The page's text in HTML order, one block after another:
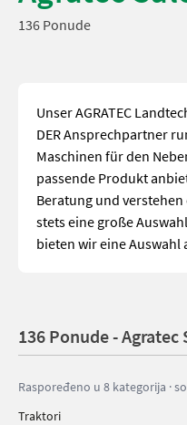
136 Ponude
Unser AGRATEC
DER Ansprechpartner
Maschinen für den
passende Produkt
Beratung und
stets eine große
bieten wir eine
136 Ponude - Agratec
Raspoređeno u 8 kategorija ·
Traktori